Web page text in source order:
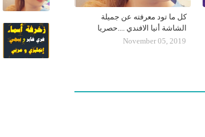
كل ما تود معرفته عن جميلة
الشاشة أنيا الافندي ....حصريا
November 05, 2019